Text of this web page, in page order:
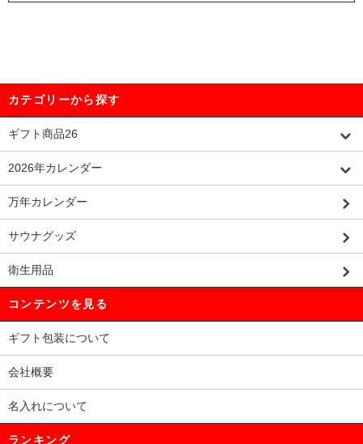
カテゴリーから探す
ギフト商品26
2026年カレンダー
万年カレンダー
サウナグッズ
衛生用品
コンテンツを見る
ギフト包装について
会社概要
名入れについて
ランキング